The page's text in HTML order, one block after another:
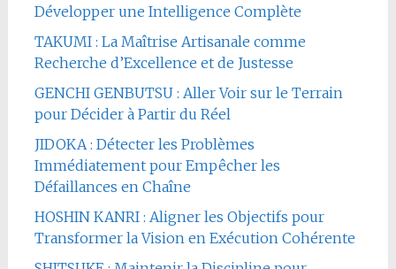
Développer une Intelligence Complète
TAKUMI : La Maîtrise Artisanale comme
Recherche d’Excellence et de Justesse
GENCHI GENBUTSU : Aller Voir sur le Terrain
pour Décider à Partir du Réel
JIDOKA : Détecter les Problèmes
Immédiatement pour Empêcher les
Défaillances en Chaîne
HOSHIN KANRI : Aligner les Objectifs pour
Transformer la Vision en Exécution Cohérente